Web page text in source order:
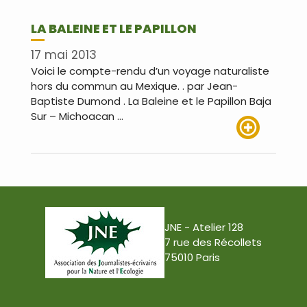
LA BALEINE ET LE PAPILLON
17 mai 2013
Voici le compte-rendu d’un voyage naturaliste
hors du commun au Mexique. . par Jean-
Baptiste Dumond . La Baleine et le Papillon Baja
Sur – Michoacan …
JNE - Atelier 128
7 rue des Récollets
75010 Paris